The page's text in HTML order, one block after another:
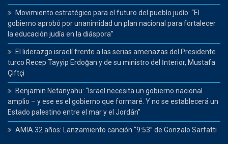
Movimiento estratégico para el futuro del pueblo judío: “El
gobierno aprobó por unanimidad un plan nacional para fortalecer
la educación judía en la diáspora”
El liderazgo israelí frente a las serias amenazas del Presidente
turco Recep Tayyip Erdoğan y de su ministro del İnterior, Mustafa
Çiftçi
Benjamin Netanyahu: “Israel necesita un gobierno nacional
amplio – y ese es el gobierno que formaré. Y no se establecerá un
Estado palestino entre el mar y el Jordán”
AMIA 32 años: Lanzamiento canción “9:53” de Gonzalo Sarfatti